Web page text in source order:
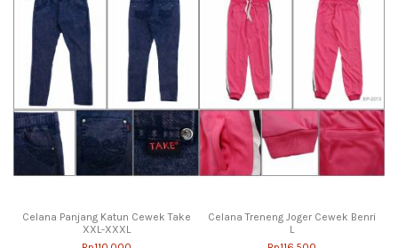
Celana Panjang Katun Cewek Take
XXL-XXXL
Celana Treneng Joger Cewek Benri
L